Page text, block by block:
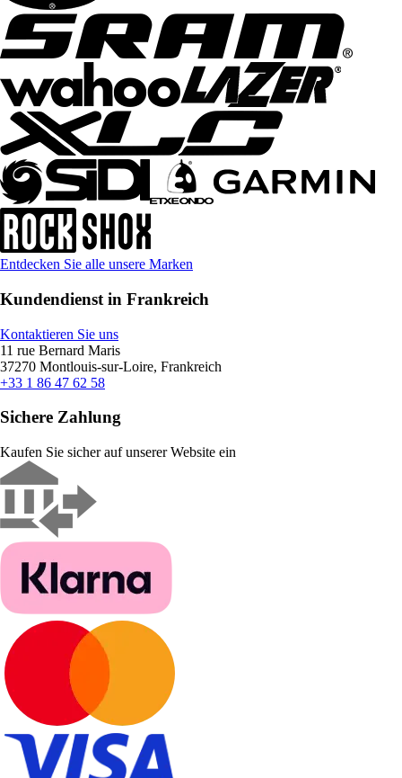
Entdecken Sie alle unsere Marken
Kundendienst in Frankreich
Kontaktieren Sie uns
11 rue Bernard Maris
37270 Montlouis-sur-Loire, Frankreich
+33 1 86 47 62 58
Sichere Zahlung
Kaufen Sie sicher auf unserer Website ein